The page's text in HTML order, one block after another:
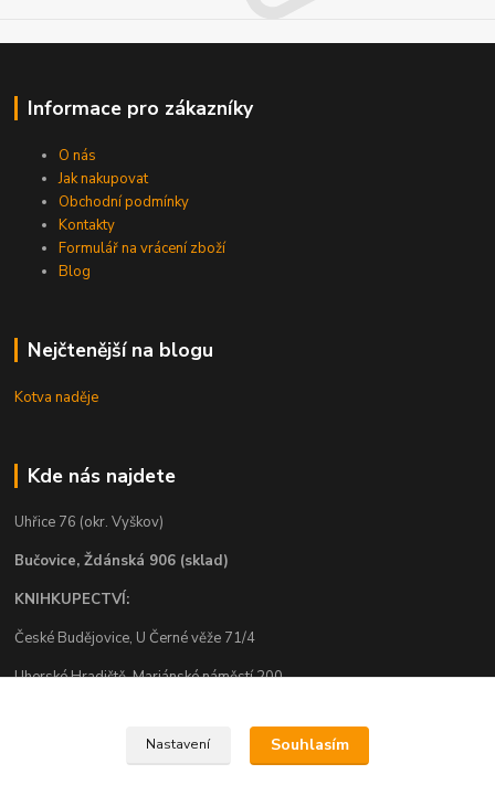
Informace pro zákazníky
O nás
Jak nakupovat
Obchodní podmínky
Kontakty
Formulář na vrácení zboží
Blog
Nejčtenější na blogu
Kotva naděje
Kde nás najdete
Uhřice 76 (okr. Vyškov)
Bučovice, Ždánská 906 (sklad)
KNIHKUPECTVÍ:
České Budějovice, U Černé věže 71/4
Uherské Hradiště, Mariánské náměstí 200
Nastavení Souhlasím